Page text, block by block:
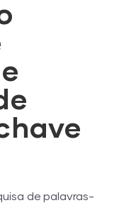
de palavras-